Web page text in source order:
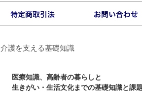
介護を支える基礎知識
医療知識、高齢者の暮らしと
生きがい・生活文化までの基礎知識と課